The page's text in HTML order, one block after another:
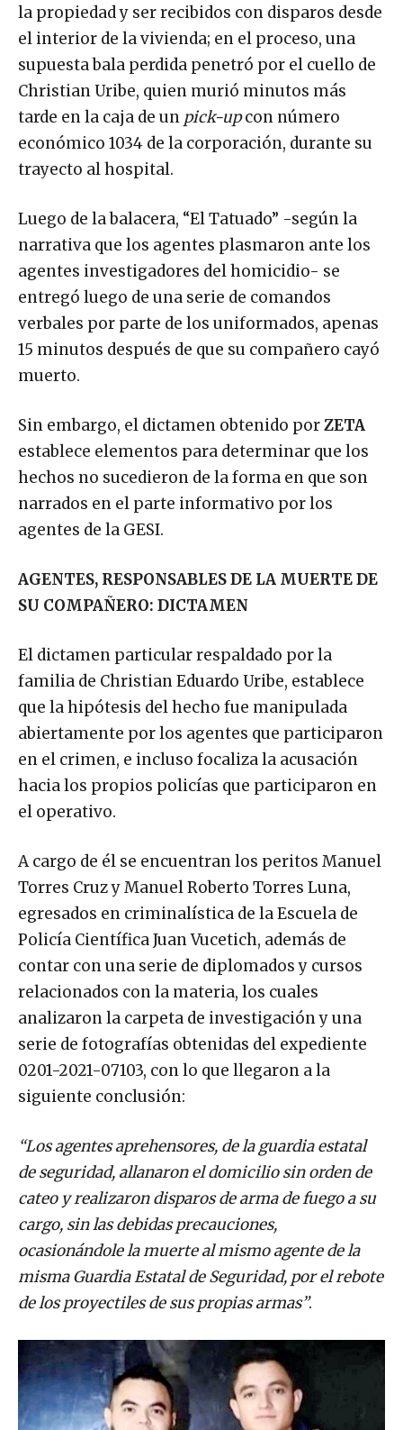
la propiedad y ser recibidos con disparos desde
el interior de la vivienda; en el proceso, una
supuesta bala perdida penetró por el cuello de
Christian Uribe, quien murió minutos más
tarde en la caja de un pick-upcon número
económico 1034 de la corporación, durante su
trayecto al hospital.
Luego de la balacera, “El Tatuado” -según la
narrativa que los agentes plasmaron ante los
agentes investigadores del homicidio- se
entregó luego de una serie de comandos
verbales por parte de los uniformados, apenas
15 minutos después de que su compañero cayó
muerto.
Sin embargo, el dictamen obtenido porZETA
establece elementos para determinar que los
hechos no sucedieron de la forma en que son
narrados en el parte informativo por los
agentes de la GESI.
AGENTES, RESPONSABLES DE LA MUERTE DE
SU COMPAÑERO: DICTAMEN
El dictamen particular respaldado por la
familia de Christian Eduardo Uribe, establece
que la hipótesis del hecho fue manipulada
abiertamente por los agentes que participaron
en el crimen, e incluso focaliza la acusación
hacia los propios policías que participaron en
el operativo.
A cargo de él se encuentran los peritos Manuel
Torres Cruz y Manuel Roberto Torres Luna,
egresados en criminalística de la Escuela de
Policía Científica Juan Vucetich, además de
contar con una serie de diplomados y cursos
relacionados con la materia, los cuales
analizaron la carpeta de investigación y una
serie de fotografías obtenidas del expediente
0201-2021-07103, con lo que llegaron a la
siguiente conclusión:
“Los agentes aprehensores, de la guardia estatal
de seguridad, allanaron el domicilio sin orden de
cateo y realizaron disparos de arma de fuego a su
cargo, sin las debidas precauciones,
ocasionándole la muerte al mismo agente de la
misma Guardia Estatal de Seguridad, por el rebote
de los proyectiles de sus propias armas”.